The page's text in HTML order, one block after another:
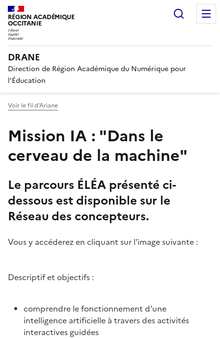
RÉGION ACADÉMIQUE
OCCITANIE
DRANE
Direction de Région Académique du Numérique pour
l'Éducation
Voir le fil d’Ariane
Mission IA : "Dans le
cerveau de la machine"
Le parcours ÉLÉA présenté ci-
dessous est disponible sur le
Réseau des concepteurs.
Vous y accéderez en cliquant sur l'image suivante :
Descriptif et objectifs :
comprendre le fonctionnement d’une
intelligence artificielle à travers des activités
interactives guidées